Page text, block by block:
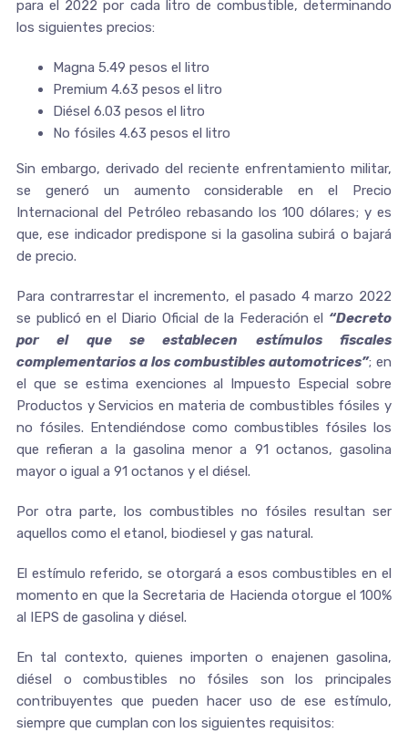
para el 2022 por cada litro de combustible, determinando
los siguientes precios:
Magna 5.49 pesos el litro
Premium 4.63 pesos el litro
Diésel 6.03 pesos el litro
No fósiles 4.63 pesos el litro
Sin embargo, derivado del reciente enfrentamiento militar,
se generó un aumento considerable en el Precio
Internacional del Petróleo rebasando los 100 dólares; y es
que, ese indicador predispone si la gasolina subirá o bajará
de precio.
Para contrarrestar el incremento, el pasado 4 marzo 2022
se publicó en el Diario Oficial de la Federación el “Decreto
por el que se establecen estímulos fiscales
complementarios a los combustibles automotrices”; en
el que se estima exenciones al Impuesto Especial sobre
Productos y Servicios en materia de combustibles fósiles y
no fósiles. Entendiéndose como combustibles fósiles los
que refieran a la gasolina menor a 91 octanos, gasolina
mayor o igual a 91 octanos y el diésel.
Por otra parte, los combustibles no fósiles resultan ser
aquellos como el etanol, biodiesel y gas natural.
El estímulo referido, se otorgará a esos combustibles en el
momento en que la Secretaria de Hacienda otorgue el 100%
al IEPS de gasolina y diésel.
En tal contexto, quienes importen o enajenen gasolina,
diésel o combustibles no fósiles son los principales
contribuyentes que pueden hacer uso de ese estímulo,
siempre que cumplan con los siguientes requisitos: